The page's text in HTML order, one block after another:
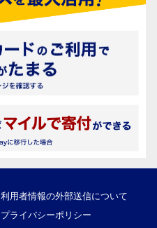
利用者情報の外部送信について
プライバシーポリシー